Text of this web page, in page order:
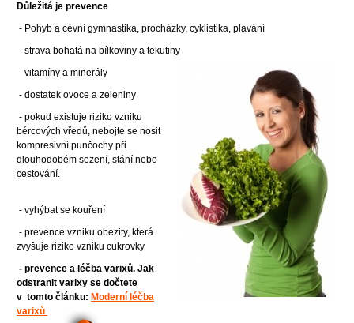
Důležitá je prevence
- Pohyb a cévní gymnastika, procházky, cyklistika, plavání
- strava bohatá na bílkoviny a tekutiny
- vitamíny a minerály
- dostatek ovoce a zeleniny
- pokud existuje riziko vzniku
bércových vředů, nebojte se nosit
kompresivní punčochy při
dlouhodobém sezení, stání nebo
cestování.
- vyhýbat se kouření
- prevence vzniku obezity, která
zvyšuje riziko vzniku cukrovky
- prevence a léčba varixů. Jak
odstranit varixy se dočtete
v tomto článku: Moderní léčba
varixů